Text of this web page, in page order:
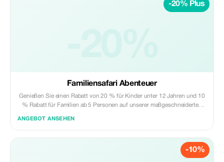
-20% Plus
Familiensafari Abenteuer
Genießen Sie einen Rabatt von 20 % für Kinder unter 12 Jahren und 10
% Rabatt für Familien ab 5 Personen auf unserer maßgeschneiderten
ANGEBOT ANSEHEN
-10%